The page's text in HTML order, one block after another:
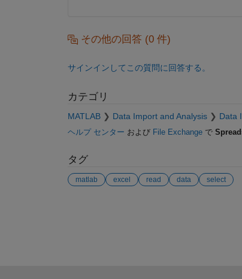
その他の回答 (0 件)
サインインしてこの質問に回答する。
カテゴリ
MATLAB Data Import and Analysis Data
ヘルプ センター および File Exchangeで
タグ
matlab excel read data select